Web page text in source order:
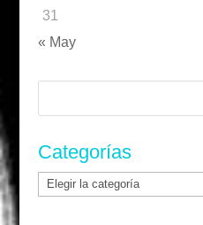
31
« May
Categorías
Categorías